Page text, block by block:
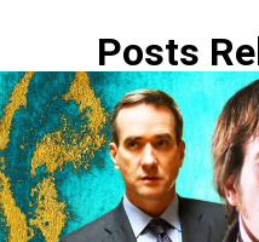
Posts